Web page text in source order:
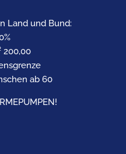
Land und Bund:
200,00
ab 60